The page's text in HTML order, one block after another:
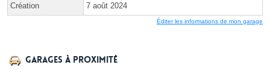
Création 7 août 2024
Éditer les informations de mon garage
Garages à proximité